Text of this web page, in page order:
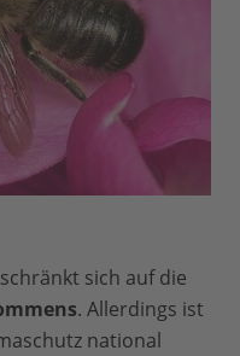
sich auf die
. Allerdings ist
national